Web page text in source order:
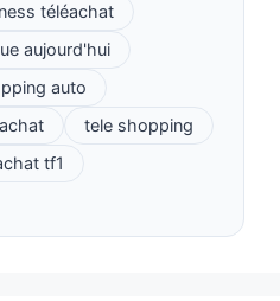
téléachat
aujourd'hui
auto
tele shopping
tf1